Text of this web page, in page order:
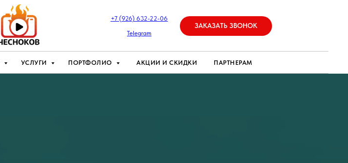
+7 (926) 632-22-06
Telegram
ЗАКАЗАТЬ ЗВОНОК
УСЛУГИ ПОРТФОЛИО АКЦИИ И СКИДКИ ПАРТНЕРАМ